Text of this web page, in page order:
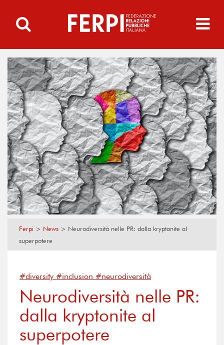
Ferpi > News > Neurodiversità nelle PR: dalla kryptonite al
superpotere
#diversity #inclusion #neurodiversità
Neurodiversità nelle PR:
dalla kryptonite al
superpotere